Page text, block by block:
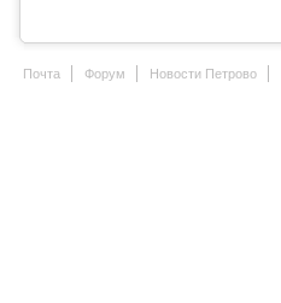
Почта Форум Новости Петрово